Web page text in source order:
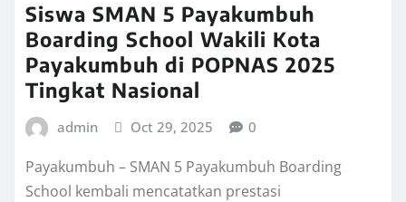
Siswa SMAN 5 Payakumbuh
Boarding School Wakili Kota
Payakumbuh di POPNAS 2025
Tingkat Nasional
admin Oct 29, 2025 0
Payakumbuh – SMAN 5 Payakumbuh Boarding
School kembali mencatatkan prestasi